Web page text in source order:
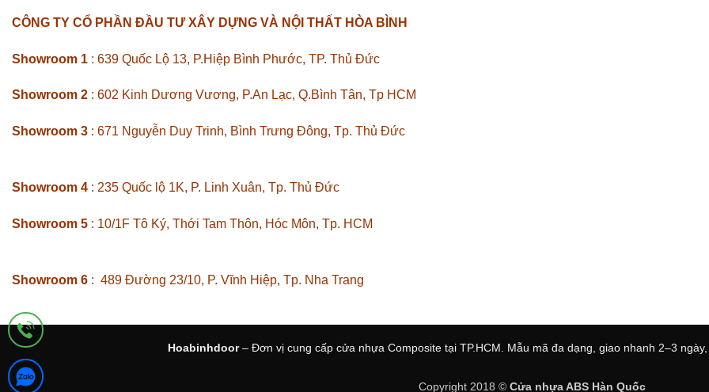
CÔNG TY CỔ PHẦN ĐẦU TƯ XÂY DỰNG VÀ NỘI THẤT HÒA BÌNH
Showroom 1 : 639 Quốc Lộ 13, P.Hiệp Bình Phước, TP. Thủ Đức
Showroom 2 : 602 Kinh Dương Vương, P.An Lạc, Q.Bình Tân, Tp HCM
Showroom 3 : 671 Nguyễn Duy Trinh, Bình Trưng Đông, Tp. Thủ Đức
Showroom 4 : 235 Quốc lộ 1K, P. Linh Xuân, Tp. Thủ Đức
Showroom 5 : 10/1F Tô Ký, Thới Tam Thôn, Hóc Môn, Tp. HCM
Showroom 6 : 489 Đường 23/10, P. Vĩnh Hiệp, Tp. Nha Trang
Hoabinhdoor– Đơn vị cung cấp cửa nhựa Composite tại TP.HCM. Mẫu mã đa dạng, giao nhanh 2–3
Copyright 2018 © Cửa nhựa ABS Hàn Quốc